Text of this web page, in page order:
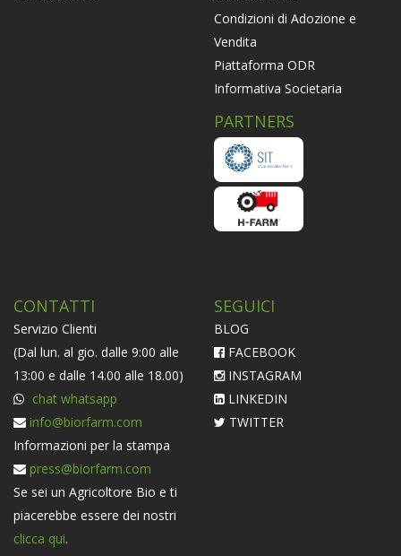
Condizioni di Adozione e
Vendita
Piattaforma ODR
Informativa Societaria
PARTNERS
CONTATTI
Servizio Clienti
(Dal lun. al gio. dalle 9:00 alle
13:00 e dalle 14.00 alle 18.00)
chat whatsapp
info@biorfarm.com
Informazioni per la stampa
press@biorfarm.com
Se sei un Agricoltore Bio e ti
piacerebbe essere dei nostri
clicca qui.
SEGUICI
BLOG
FACEBOOK
INSTAGRAM
LINKEDIN
TWITTER